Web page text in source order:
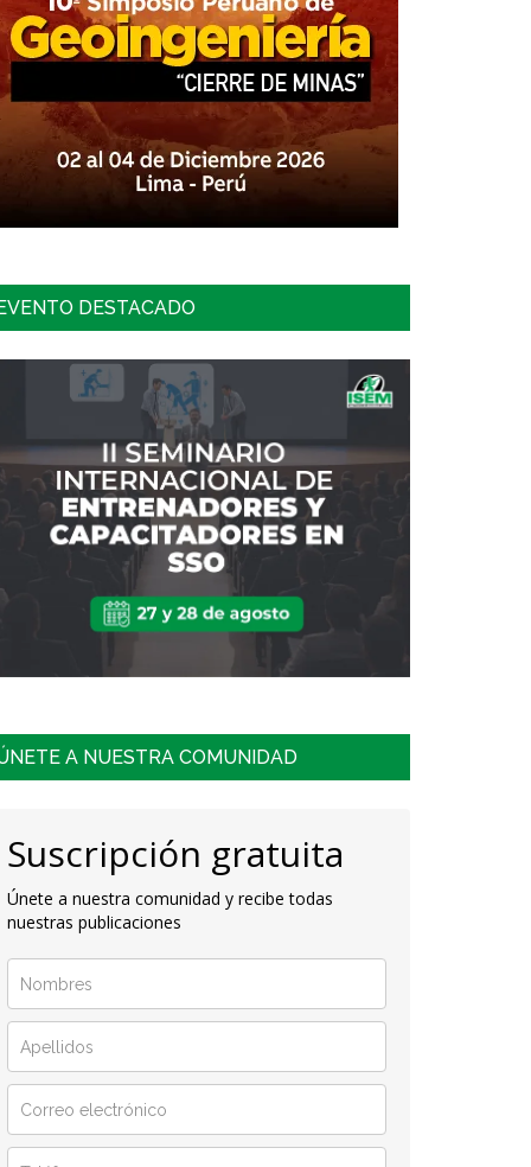
DESTACADO
A NUESTRA COMUNIDAD
Suscripción gratuita
Únete a nuestra comunidad y recibe todas
nuestras publicaciones